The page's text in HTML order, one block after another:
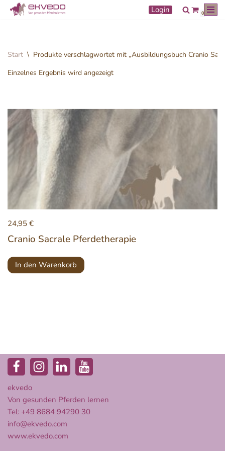
springen
Login 0
Start \ Produkte verschlagwortet mit „Ausbildungsbuch Cranio
Einzelnes Ergebnis wird angezeigt
24,95 €
Cranio Sacrale Pferdetherapie
In den Warenkorb
ekvedo
Von gesunden Pferden lernen
Tel: +49 8684 94290 30
info@ekvedo.com
www.ekvedo.com